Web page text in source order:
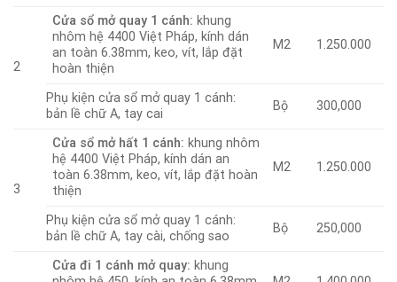
2
Cửa sổ mở quay 1 cánh: khung
nhôm hệ 4400 Việt Pháp, kính dán
an toàn 6.38mm, keo, vít, lắp đặt
hoàn thiện
M2 1.250.000
Phụ kiện cửa sổ mở quay 1 cánh:
bản lề chữ A, tay cai
Bộ 300,000
3
Cửa sổ mở hất 1 cánh: khung nhôm
hệ 4400 Việt Pháp, kính dán an
toàn 6.38mm, keo, vít, lắp đặt hoàn
thiện
M2 1.250.000
Phụ kiện cửa sổ mở quay 1 cánh:
bản lề chữ A, tay cài, chống sao
Bộ 250,000
Cửa đi 1 cánh mở quay: khung